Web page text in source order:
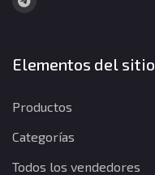
Elementos del sitio
Productos
Categorías
Todos los vendedores